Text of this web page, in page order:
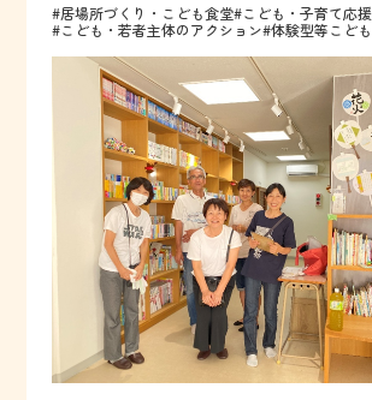
#居場所づくり・こども食堂#こども・子育て応援
#こども・若者主体のアクション#体験型等こど